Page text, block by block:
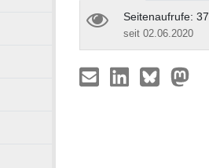
Seitenaufrufe: 37
seit 02.06.2020